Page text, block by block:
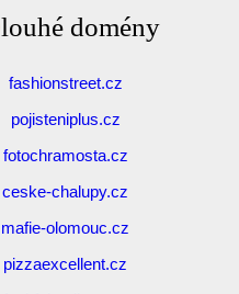
Dlouhé domény
fashionstreet.cz
pojisteniplus.cz
fotochramosta.cz
ceske-chalupy.cz
mafie-olomouc.cz
pizzaexcellent.cz